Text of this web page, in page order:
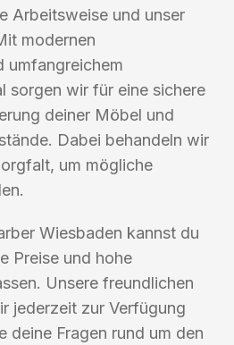
Arbeitsweise und unser
modernen
umfangreichem
sorgen wir für eine sichere
deiner Möbel und
Dabei behandeln wir
um mögliche
Wiesbaden kannst du
Preise und hohe
Unsere freundlichen
jederzeit zur Verfügung
deine Fragen rund um den